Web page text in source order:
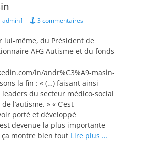
admin1 3 commentaires
lui-même, du Président de
AFG Autisme et du fonds
in/andr%C3%A9-masin-
la fin : « (…) faisant ainsi
leaders du secteur médico-social
l’autisme. » « C’est
porté et développé
devenue la plus importante
montre bien tout Lire plus …